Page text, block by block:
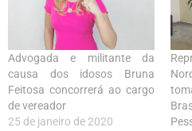
Advogada e militante da
causa dos idosos Bruna
Feitosa concorrerá ao cargo
de vereador
25 de janeiro de 2020